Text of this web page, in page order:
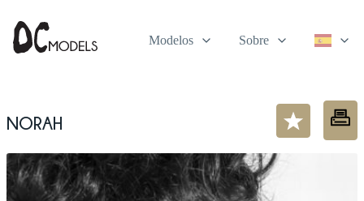
Modelos Sobre
Norah